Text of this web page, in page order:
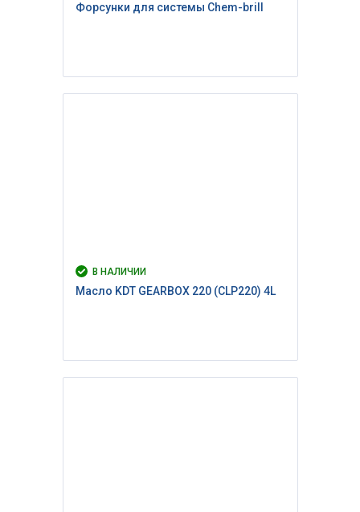
Форсунки для системы Chem-brill
В НАЛИЧИИ
Масло KDT GEARBOX 220 (CLP220) 4L